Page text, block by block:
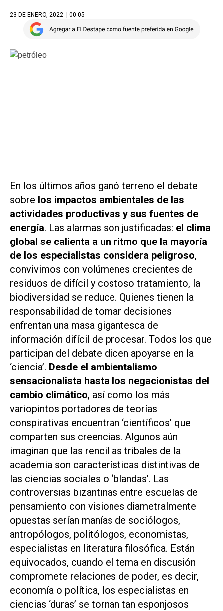
23 DE ENERO, 2022 | 00.05
En los últimos años ganó terreno el debate
sobre los impactos ambientales de las
actividades productivas y sus fuentes de
energía. Las alarmas son justificadas: el clima
global se calienta a un ritmo que la mayoría
de los especialistas considera peligroso,
convivimos con volúmenes crecientes de
residuos de difícil y costoso tratamiento, la
biodiversidad se reduce. Quienes tienen la
responsabilidad de tomar decisiones
enfrentan una masa gigantesca de
información difícil de procesar. Todos los que
participan del debate dicen apoyarse en la
‘ciencia’. Desde el ambientalismo
sensacionalista hasta los negacionistas del
cambio climático, así como los más
variopintos portadores de teorías
conspirativas encuentran ‘científicos’ que
comparten sus creencias. Algunos aún
imaginan que las rencillas tribales de la
academia son características distintivas de
las ciencias sociales o ‘blandas’. Las
controversias bizantinas entre escuelas de
pensamiento con visiones diametralmente
opuestas serían manías de sociólogos,
antropólogos, politólogos, economistas,
especialistas en literatura filosófica. Están
equivocados, cuando el tema en discusión
compromete relaciones de poder, es decir,
economía o política, los especialistas en
ciencias ‘duras’ se tornan tan esponjosos